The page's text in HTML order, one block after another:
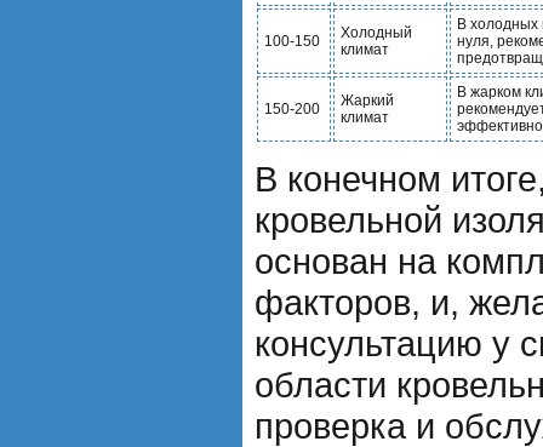
100-150
Холодный
климат
В холодных
нуля,
150-200
Жаркий
климат
В жарком
В конечном
кровельной
основан на
факторов, и,
консультацию у
области
проверка и